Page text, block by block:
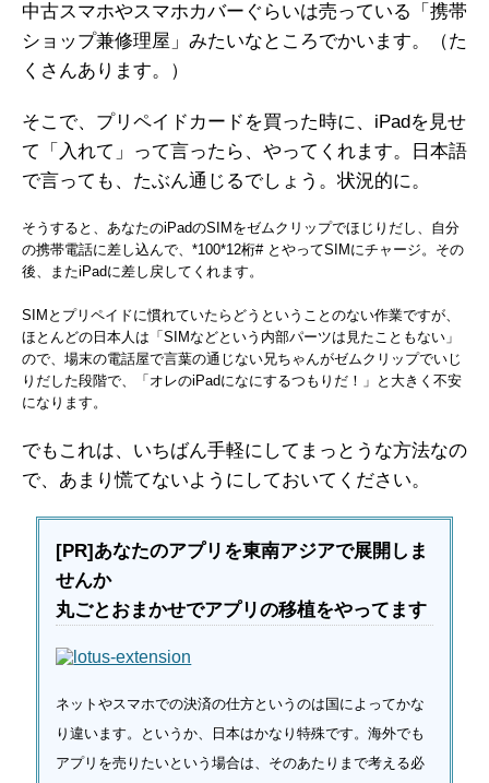
中古スマホやスマホカバーぐらいは売っている「携帯
ショップ兼修理屋」みたいなところでかいます。（た
くさんあります。）
そこで、プリペイドカードを買った時に、iPadを見せ
て「入れて」って言ったら、やってくれます。日本語
で言っても、たぶん通じるでしょう。状況的に。
そうすると、あなたのiPadのSIMをゼムクリップでほじりだし、自分
の携帯電話に差し込んで、*100*12桁# とやってSIMにチャージ。その
後、またiPadに差し戻してくれます。
SIMとプリペイドに慣れていたらどうということのない作業ですが、
ほとんどの日本人は「SIMなどという内部パーツは見たこともない」
ので、場末の電話屋で言葉の通じない兄ちゃんがゼムクリップでいじ
りだした段階で、「オレのiPadになにするつもりだ！」と大きく不安
になります。
でもこれは、いちばん手軽にしてまっとうな方法なの
で、あまり慌てないようにしておいてください。
[PR]あなたのアプリを東南アジアで展開しま
せんか
丸ごとおまかせでアプリの移植をやってます
ネットやスマホでの決済の仕方というのは国によってかな
り違います。というか、日本はかなり特殊です。海外でも
アプリを売りたいという場合は、そのあたりまで考える必